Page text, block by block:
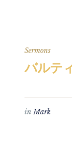
Sermons
バルテ
inMark